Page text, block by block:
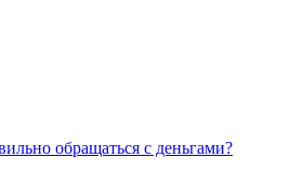
обращаться с деньгами?